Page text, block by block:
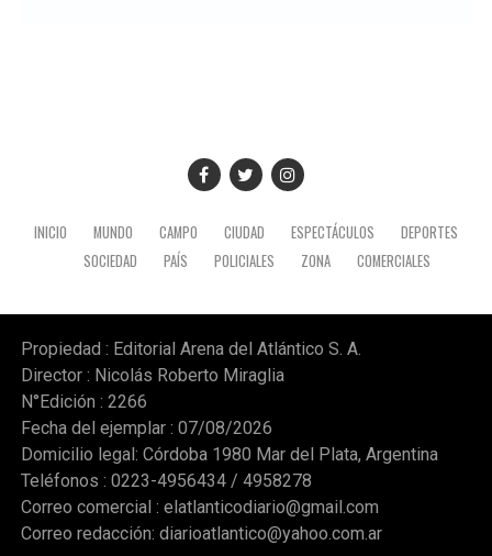
INICIO MUNDO CAMPO CIUDAD ESPECTÁCULOS
DEPORTES
SOCIEDAD
PAÍS POLICIALES ZONA COMERCIALES
Propiedad : Editorial Arena del Atlántico S. A.
Director : Nicolás Roberto Miraglia
N°Edición : 2266
Fecha del ejemplar : 07/08/2026
Domicilio legal: Córdoba 1980 Mar del Plata, Argentina
Teléfonos : 0223-4956434 / 4958278
Correo comercial : elatlanticodiario@gmail.com
Correo redacción: diarioatlantico@yahoo.com.ar